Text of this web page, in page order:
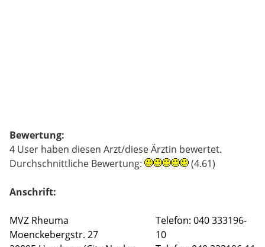
Bewertung:
4 User haben diesen Arzt/diese Ärztin bewertet.
Durchschnittliche Bewertung:
(4.61)
Anschrift:
MVZ Rheuma
Moenckebergstr. 27
Telefon: 040 333196-
10